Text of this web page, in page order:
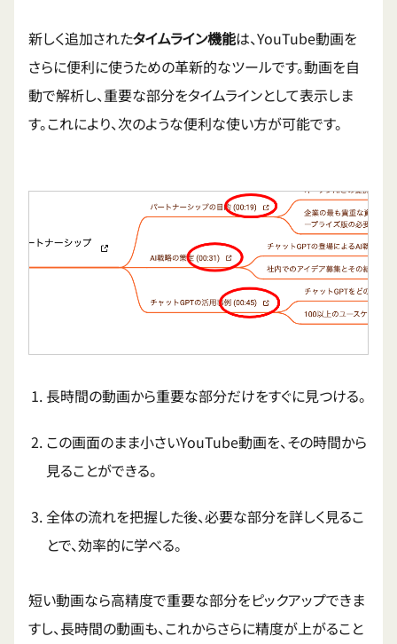
新しく追加されたタイムライン機能は、YouTube動画を
さらに便利に使うための革新的なツールです。動画を自
動で解析し、重要な部分をタイムラインとして表示しま
す。これにより、次のような便利な使い方が可能です。
長時間の動画から重要な部分だけをすぐに見つける。
この画面のまま小さいYouTube動画を、その時間から
見ることができる。
全体の流れを把握した後、必要な部分を詳しく見るこ
とで、効率的に学べる。
短い動画なら高精度で重要な部分をピックアップできま
すし、長時間の動画も、これからさらに精度が上がること